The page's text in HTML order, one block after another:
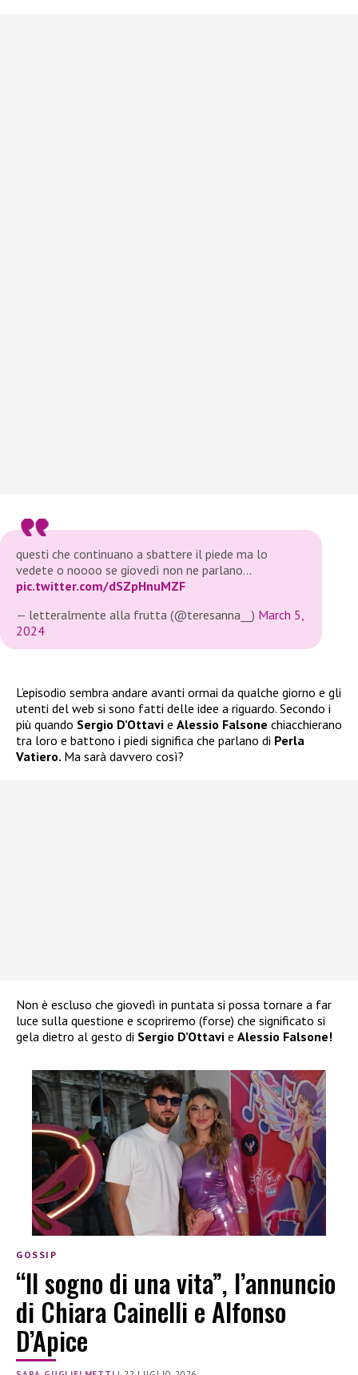
questi che continuano a sbattere il piede ma lo
vedete o noooo se giovedì non ne parlano…
pic.twitter.com/dSZpHnuMZF
— letteralmente alla frutta (@teresanna__) March 5,
2024
L’episodio sembra andare avanti ormai da qualche giorno e gli
utenti del web si sono fatti delle idee a riguardo. Secondo i
più quando Sergio D’Ottavi e Alessio Falsone chiacchierano
tra loro e battono i piedi significa che parlano di Perla
Vatiero. Ma sarà davvero così?
Non è escluso che giovedì in puntata si possa tornare a far
luce sulla questione e scopriremo (forse) che significato si
gela dietro al gesto di Sergio D’Ottavi e Alessio Falsone!
GOSSIP
“Il sogno di una vita”, l’annuncio
di Chiara Cainelli e Alfonso
D’Apice